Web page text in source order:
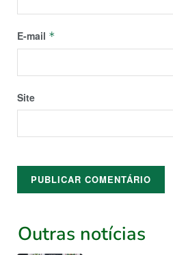
E-mail *
Site
Outras notícias